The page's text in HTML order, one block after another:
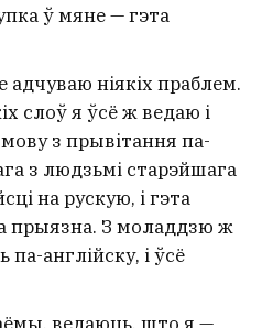
ў мяне — гэта
адчуваю ніякіх праблем.
слоў я ўсё ж ведаю і
з прывітання па-
з людзьмі старэйшага
на рускую, і гэта
прыязна. З моладдзю ж
па-англійску, і ўсё